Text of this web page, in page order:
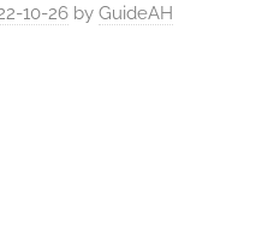
10-26 by GuideAH